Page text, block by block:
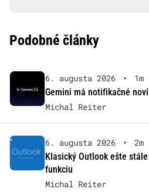
Podobné články
6. augusta 2026 •
1m
Gemini má notifikačné
Michal Reiter
6. augusta 2026 •
2m
Klasický Outlook ešte
funkciu
Michal Reiter